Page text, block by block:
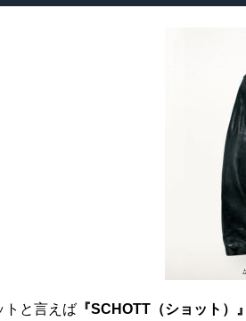
トと言えば『SCHOTT（ショット）』